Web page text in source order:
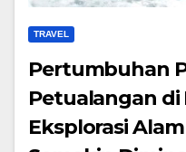
TRAVEL
Pertumbuhan
Petualangan di
Eksplorasi